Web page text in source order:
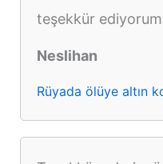
teşekkür ediyorum
Neslihan
Rüyada ölüye altın